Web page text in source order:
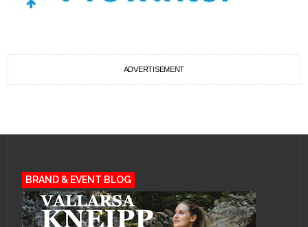
ADVERTISEMENT
BRAND & EVENT BLOG